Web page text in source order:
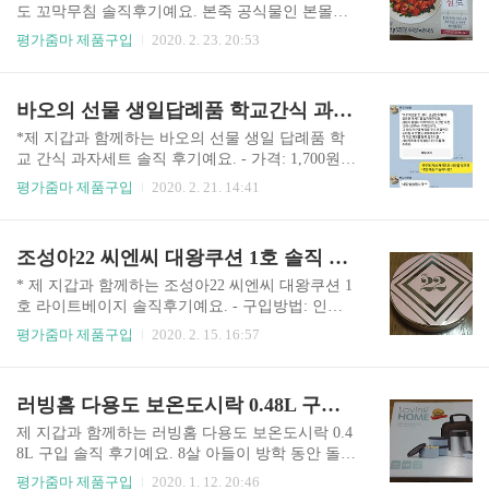
를 사기로 했어요. 인터넷으로 주문을 했어요.택배
가 도착을 했어요. 시골에 살아도 별로 불편함을 느
끼지 않는 이유는 바로 빠른 택배 서비스가 있기 때
퍼가 아디다스 슬리퍼나 나이키 슬리퍼에 비해서
저렴해서 구입을 했어..
도 꼬막무침 솔직후기예요. 본죽 공식물인 본몰을
스마트스토어로 등록을 해 두었어요. "꼬막무침 단
요. 실제 가격이라면 안 사먹었을 것이네요. 편의잠
에서 많이 파는데 3,500원이라거 하네요. 요즘 네이
버페이 포인트에 빠져있네요. 5만원 이상 충전하면
1.5%가 즉시 적립이 된다고 해서 매번 이용하고 있
네요. 1.5%가 소비를 더 하게 만드네요. (아껴서 살
스럽지 않은 가격이니깐요. 100원에 파는 ..
평가줌마 제품구입 2020. 2. 23. 20:53
바오의 선물 생일답례품 학교간식 과자세트 솔직후기
*제 지갑과 함께하는 바오의 선물 생일 답례품 학
교 간식 과자세트 솔직 후기예요. - 가격: 1,700원
장점 1. 배송이 빠르다. 2. 주문 수량이 작아도 맞춤
로 했어요. 저의 선택은 '바로의 선물'이었어요. 요
즘은 상자에 맞춤 스티커까지 해서 예쁘게 배송이
되어서 오네요. 카카오톡 바오의 선물로 배송과 스
티커 사진 제작을 문의드렸더니 바로 답이 오네요.
친절함에 놀랐어요. 배가 도착했어요. 제작 주문에
자를 뜯으니 뽁뽁이가 가득 들어있네요. 과자가
깨..
평가줌마 제품구입 2020. 2. 21. 14:41
조성아22 씨엔씨 대왕쿠션 1호 솔직 사용후기
* 제 지갑과 함께하는 조성아22 씨엔씨 대왕쿠션 1
호 라이트베이지 솔직후기예요. - 구입방법: 인터
넷 구입 - 가격: 16,400원(13,400원+배송료 3,000원)
더 싸서 구입을 했어요. 주문한 뒷날 도착한 택배.
택배 덕분에 시골에 살아도 불편함이 많이 없어요.
조성아 대왕쿠션은 전참시에서 이영자씨가 사용해
서 이영자쿠션으로 유명하다고 해요. 나름 전참시
를 열심히 보았는데 사용 모습은 보지 못했네요. 박
평가줌마 제품구입 2020. 2. 15. 16:57
러빙홈 다용도 보온도시락 0.48L 구입 솔직후기
제 지갑과 함께하는 러빙홈 다용도 보온도시락 0.4
8L 구입 솔직 후기예요. 8살 아들이 방학 동안 돌봄
교실을 가는데 도시락을 싸서 가야 하네요. 여름이
평가줌마 제품구입 2020. 1. 12. 20:46